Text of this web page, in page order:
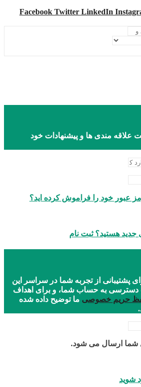
Facebook Twitter LinkedIn
مندی ها و پیشنهادات خود
عبور خود را فراموش کرده اید؟
جدید هستید؟ ثبت نام
پشتیبانی از تجربه شما در سراسر این
به حساب شما، و برای اهداف
حریم خصوصی ما توضیح داده شده
شما ارسال می شود.
شوید